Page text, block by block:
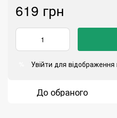
619 грн
Увійти для відображення
До обраного